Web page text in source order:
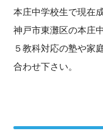
本庄中学校生で現在
神戸市東灘区の本庄
５教科対応の塾や家
合わせ下さい。